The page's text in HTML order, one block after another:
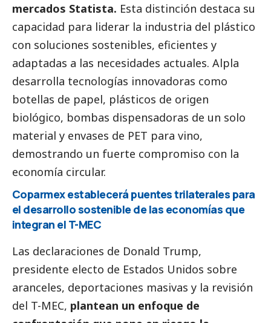
mercados Statista. Esta distinción destaca su
capacidad para liderar la industria del plástico
con soluciones sostenibles, eficientes y
adaptadas a las necesidades actuales. Alpla
desarrolla tecnologías innovadoras como
botellas de papel, plásticos de origen
biológico, bombas dispensadoras de un solo
material y envases de PET para vino,
demostrando un fuerte compromiso con la
economía circular.
Coparmex establecerá puentes trilaterales para
el desarrollo sostenible de las economías que
integran el T-MEC
Las declaraciones de Donald Trump,
presidente electo de Estados Unidos sobre
aranceles, deportaciones masivas y la revisión
del T-MEC, plantean un enfoque de